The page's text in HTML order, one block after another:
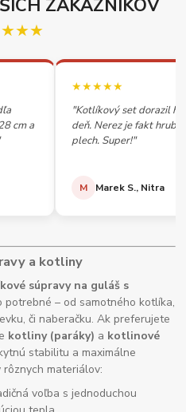
ZÁKAZNÍKOV
cm a
★★★★★
"Kotlíkový set dorazil
deň. Nerez je fakt
plech. Super!"
M Marek S., Nitra
a kotliny
súpravy na guláš s
potrebné – od samotného kotlíka,
či naberačku. Ak preferujete
kotliny (paráky) a kotlinové
stabilitu a maximálne
materiálov:
voľba s jednoduchou